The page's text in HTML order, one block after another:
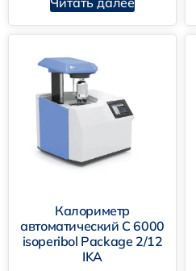
Калориметр
автоматический C 6000
isoperibol Package 2/12
IKA